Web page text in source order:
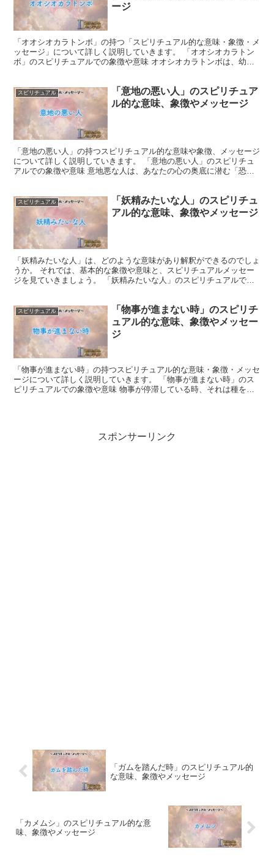
ージ
「オオシオカラトンボ」の持つ「スピリチュアル的な意味・象徴・メ
ッセージ」について詳しく説明していきます。 「オオシオカラトン
ボ」のスピリチュアルでの象徴や意味 オオシオカラトンボは、幼虫
スピリチュアル
「意地の悪い人」のスピリチュア
ル的な意味、象徴やメッセージ
「意地の悪い人」の持つスピリチュアル的な意味や象徴、メッセージ
について詳しく説明していきます。 「意地の悪い人」のスピリチュ
アルでの象徴や意味 意地悪な人は、あなたの心の奥底に潜む「恐
スピリチュアル
「妖精みたいな人」のスピリチュ
アル的な意味、象徴やメッセージ
「妖精みたいな人」は、どのような意味があり解釈ができるのでしょ
うか。 それでは、基本的な象徴や意味と、スピリチュアルメッセー
ジを見ていきましょう。 「妖精みたいな人」のスピリチュアルでの
スピリチュアル
「物事が進まない時」のスピリチ
ュアル的な意味、象徴やメッセー
ジ
「物事が進まない時」の持つスピリチュアル的な意味・象徴・メッセ
ージについて詳しく説明していきます。 「物事が進まない時」のス
ピリチュアルでの象徴や意味 物事が停滞している時、それは種を植
スポンサーリンク
「ガムを踏んだ時」のスピリチュアル的
な意味、象徴やメッセージ
「カメムシ」のスピリチュアル的な意
味、象徴やメッセージ